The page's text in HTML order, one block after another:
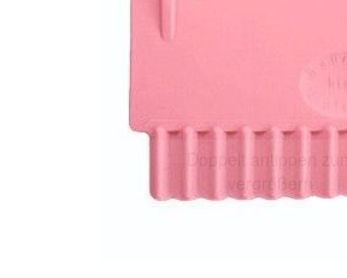
Doppelt antippen zum
vergrößern